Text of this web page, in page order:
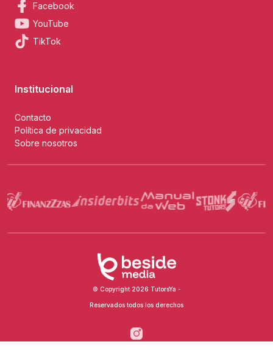
Facebook
YouTube
TikTok
Institucional
Contacto
Política de privacidad
Sobre nosotros
© Copyright 2026 TutorsYa -
Reservados todos los derechos